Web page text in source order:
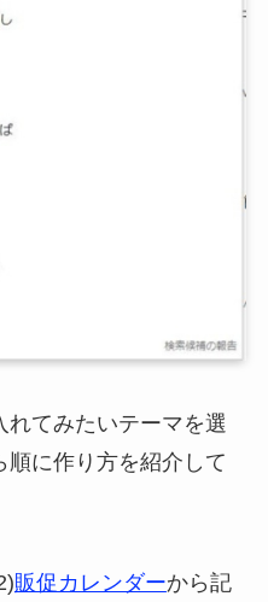
れてみたいテーマを選
に作り方を紹介して
販促カレンダーから記